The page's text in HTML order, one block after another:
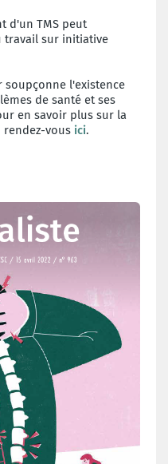
d'un TMS peut
travail sur initiative
l'existence
de santé et ses
en savoir plus sur la
rendez-vous ici.